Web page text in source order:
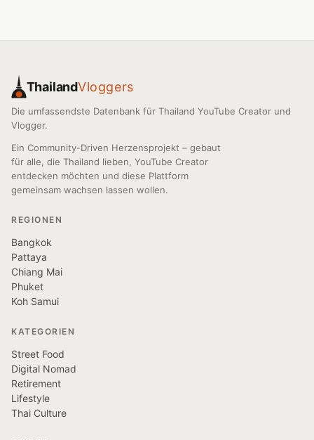
ThailandVloggers
Die umfassendste Datenbank für Thailand YouTube Creator und
Vlogger.
Ein Community-Driven Herzensprojekt – gebaut
für alle, die Thailand lieben, YouTube Creator
entdecken möchten und diese Plattform
gemeinsam wachsen lassen wollen.
REGIONEN
Bangkok
Pattaya
Chiang Mai
Phuket
Koh Samui
KATEGORIEN
Street Food
Digital Nomad
Retirement
Lifestyle
Thai Culture